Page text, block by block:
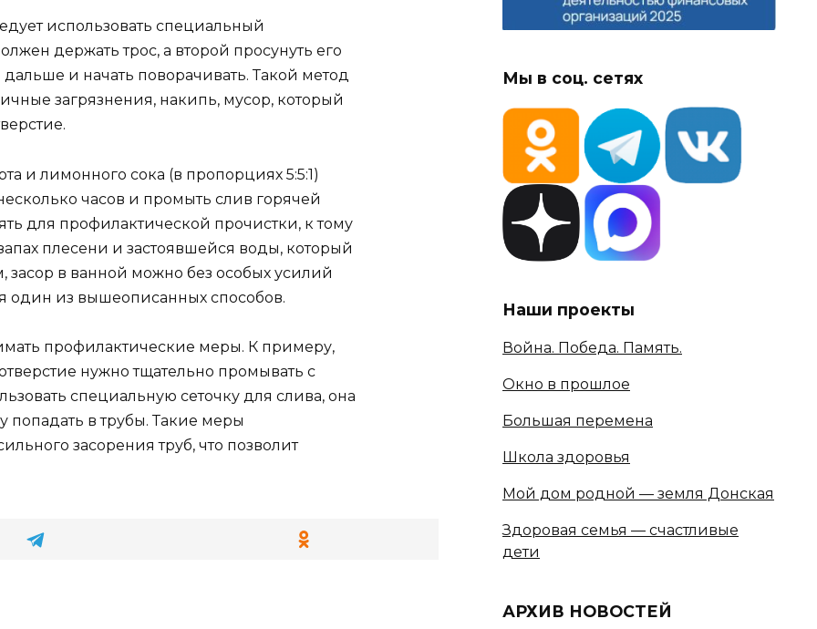
использовать специальный
держать трос, а второй просунуть его
и начать поворачивать. Такой метод
загрязнения, накипь, мусор, который
и лимонного сока (в пропорциях 5:5:1)
часов и промыть слив горячей
для профилактической прочистки, к тому
плесени и застоявшейся воды, который
засор в ванной можно без особых усилий
один из вышеописанных способов.
профилактические меры. К примеру,
нужно тщательно промывать с
специальную сеточку для слива, она
попадать в трубы. Такие меры
засорения труб, что позволит
Мы в соц. сетях
Наши проекты
Война. Победа. Память.
Окно в прошлое
Большая перемена
Школа здоровья
Мой дом родной — земля Донская
Здоровая семья — счастливые
дети
АРХИВ НОВОСТЕЙ